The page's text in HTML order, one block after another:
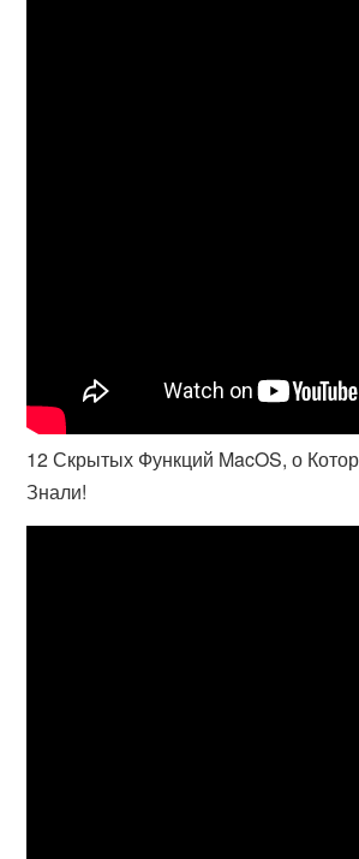
12 Скрытых Функций MacOS, о
Знали!